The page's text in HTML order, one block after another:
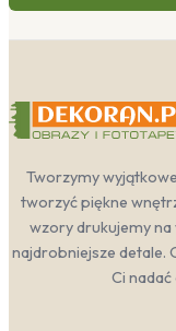
Tworzymy
tworzyć piękne
wzory drukujemy na
najdrobniejsze
Ci nadać